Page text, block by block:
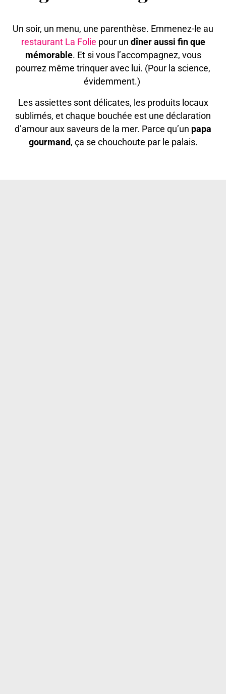
Un soir, un menu, une parenthèse. Emmenez-le au
restaurant La Folie pour un dîner aussi fin que
mémorable. Et si vous l’accompagnez, vous
pourrez même trinquer avec lui. (Pour la science,
évidemment.)
Les assiettes sont délicates, les produits locaux
sublimés, et chaque bouchée est une déclaration
d’amour aux saveurs de la mer. Parce qu’un papa
gourmand, ça se chouchoute par le palais.